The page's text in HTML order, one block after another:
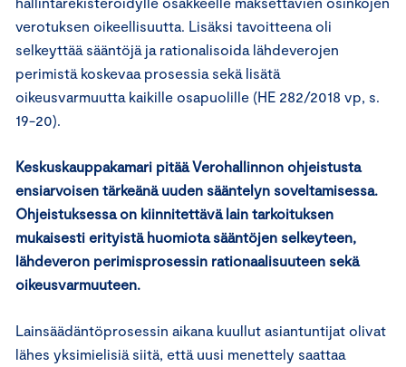
verotuksen oikeellisuutta. Lisäksi tavoitteena oli
selkeyttää sääntöjä ja rationalisoida lähdeverojen
perimistä koskevaa prosessia sekä lisätä
oikeusvarmuutta kaikille osapuolille (HE 282/2018 vp, s.
19-20).
Keskuskauppakamari pitää Verohallinnon ohjeistusta
ensiarvoisen tärkeänä uuden sääntelyn soveltamisessa.
Ohjeistuksessa on kiinnitettävä lain tarkoituksen
mukaisesti erityistä huomiota sääntöjen selkeyteen,
lähdeveron perimisprosessin rationaalisuuteen sekä
oikeusvarmuuteen.
Lainsäädäntöprosessin aikana kuullut asiantuntijat olivat
lähes yksimielisiä siitä, että uusi menettely saattaa